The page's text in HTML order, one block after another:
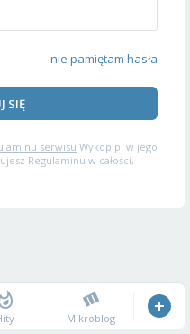
nie pamiętam hasła
SIĘ
serwisu Wykop.pl w jego
Regulaminu w całości,
Mikroblog